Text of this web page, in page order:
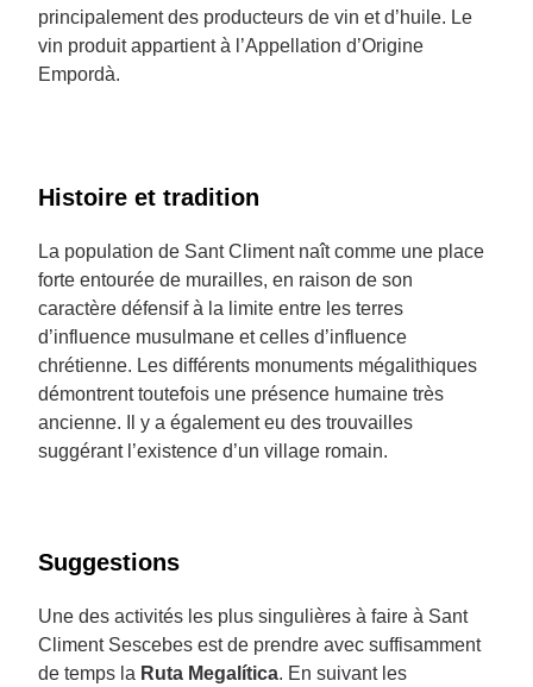
principalement des producteurs de vin et d’huile. Le
vin produit appartient à l’Appellation d’Origine
Empordà.
Histoire et tradition
La population de Sant Climent naît comme une place
forte entourée de murailles, en raison de son
caractère défensif à la limite entre les terres
d’influence musulmane et celles d’influence
chrétienne. Les différents monuments mégalithiques
démontrent toutefois une présence humaine très
ancienne. Il y a également eu des trouvailles
suggérant l’existence d’un village romain.
Suggestions
Une des activités les plus singulières à faire à Sant
Climent Sescebes est de prendre avec suffisamment
de temps la Ruta Megalítica. En suivant les